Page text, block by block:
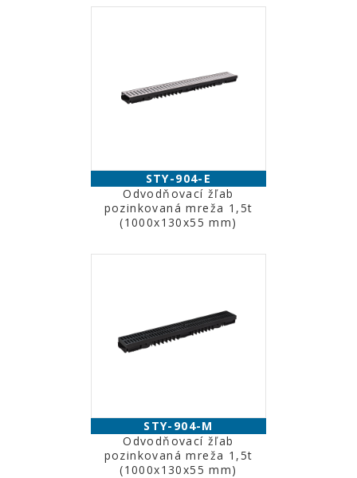
STY-904-E
Odvodňovací žľab
pozinkovaná mreža 1,5t
(1000x130x55 mm)
STY-904-M
Odvodňovací žľab
pozinkovaná mreža 1,5t
(1000x130x55 mm)